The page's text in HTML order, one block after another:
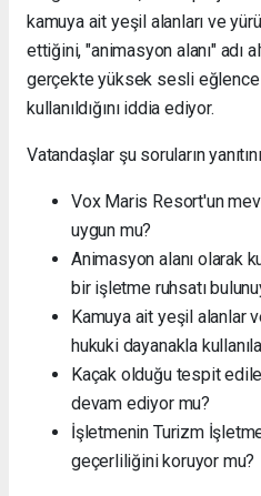
kamuya ait yeşil alanları ve
ettiğini, "animasyon alanı" adı
gerçekte yüksek sesli
kullanıldığını iddia ediyor.
Vatandaşlar şu soruların
Vox Maris Resort'un
uygun mu?
Animasyon alanı olarak
bir işletme ruhsatı
Kamuya ait yeşil alanlar
hukuki dayanakla
Kaçak olduğu tespit
devam ediyor mu?
İşletmenin Turizm
geçerliliğini koruyor mu?